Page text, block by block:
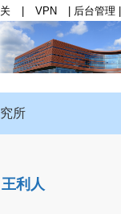
VPN 后台管理
所
王利人